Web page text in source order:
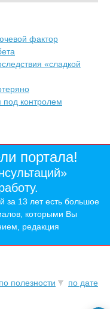
фактор
«сладкой
под контролем
портала!
за 13 лет есть большое
которыми Вы
редакция
по полезности по дате